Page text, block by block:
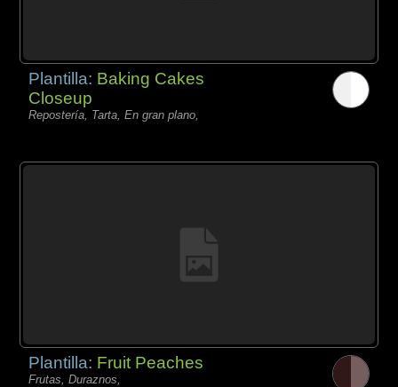
Plantilla: Baking Cakes
Closeup
Repostería, Tarta, En gran plano,
Plantilla: Fruit Peaches
Frutas, Duraznos,